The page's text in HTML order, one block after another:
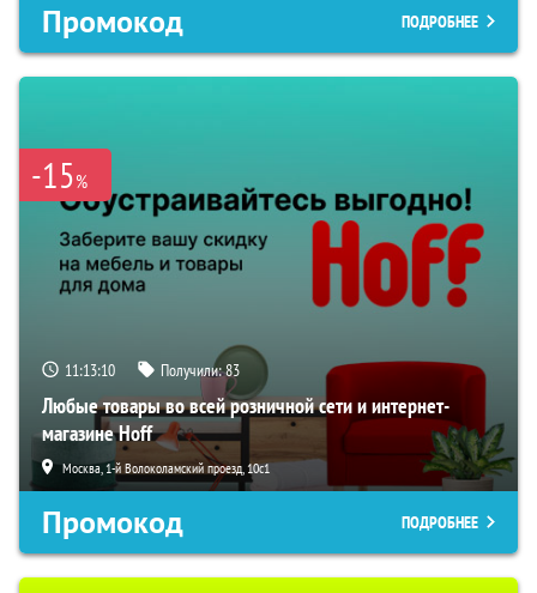
Промокод ПОДРОБНЕЕ
-15%
11:13:09 Получили:83
Любые товары во всей розничной сети и интернет-
магазине Hoff
Москва, 1-й Волоколамский проезд, 10с1
Промокод ПОДРОБНЕЕ